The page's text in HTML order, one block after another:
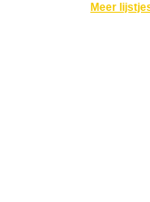
Meer